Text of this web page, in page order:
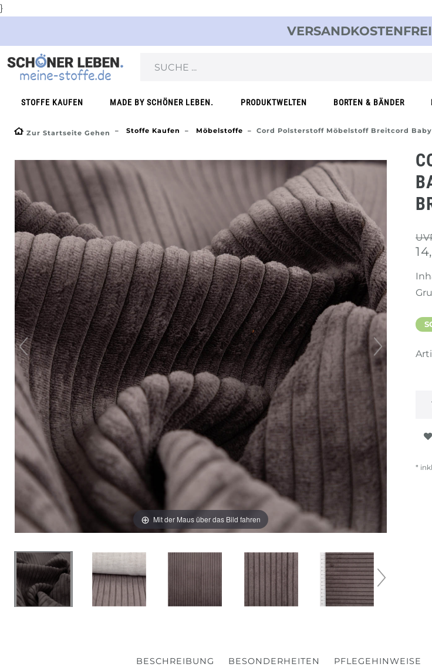
}
VERSANDKOSTENFREI
STOFFE KAUFEN MADE BY SCHÖNER LEBEN. PRODUKTWELTEN BORTEN & BÄNDER
Zur Startseite Gehen Stoffe Kaufen Möbelstoffe Cord Polsterstoff Möbelstoff Breitcord
Mit der Maus über das Bild fahren
*
BESCHREIBUNG BESONDERHEITEN PFLEGEHINWEISE